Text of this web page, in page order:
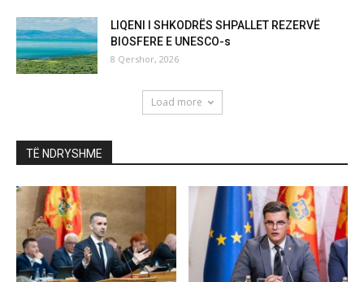
LIQENI I SHKODRËS SHPALLET REZERVË
BIOSFERE E UNESCO-s
8 Qershor, 2026
Load more
TË NDRYSHME